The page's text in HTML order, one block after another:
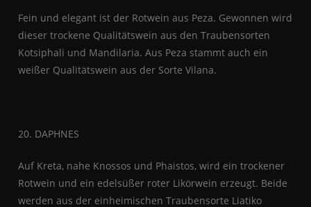
Fein und elegant ist der Rotwein aus Peza. Gewonnen wird
dieser trockene Qualitätswein aus den Traubensorten
Kotsiphali und Mandilaria. Aus Peza stammt auch ein
weißer Qualitätswein aus der Sorte Vilana.
20. DAPHNES
Auf Kreta, nahe Knossos und Phaistos, wird ein trockener
Rotwein und ein edelsüßer roter Likörwein erzeugt. Beide
werden aus der einheimischen Traubensorte Liatiko